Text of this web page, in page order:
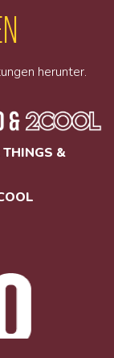
herunter.
&